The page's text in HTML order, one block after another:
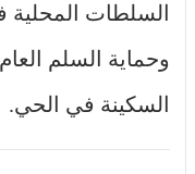
السلطات المحلية
وحماية السلم
السكينة في الحي.